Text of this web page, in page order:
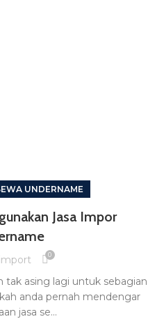
UNDERNAME
Jasa Impor
0
tak asing lagi untuk sebagian
anda pernah mendengar
jasa se...